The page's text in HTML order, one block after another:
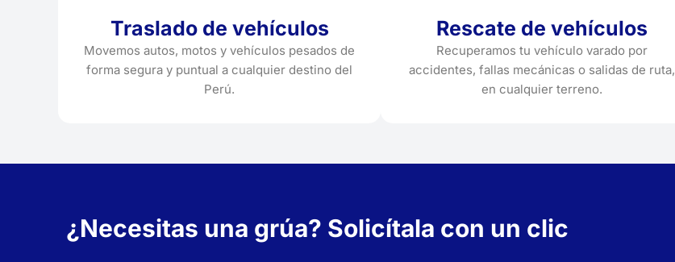
Traslado de vehículos
Movemos autos, motos y vehículos pesados de
forma segura y puntual a cualquier destino del
Perú.
Rescate de vehículos
Recuperamos tu vehículo varado por
accidentes, fallas mecánicas o salidas de ruta,
en cualquier terreno.
¿Necesitas una grúa? Solicítala con un clic